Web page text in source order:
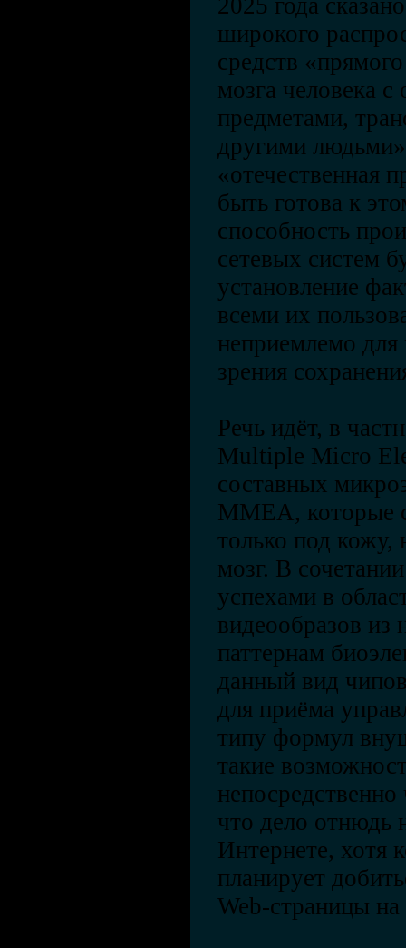
2025 года
широкого
средств
мозга человека
предметами,
другими
«отечественная
быть готова к
способность
сетевых систем
установление
всеми их
неприемлемо для
зрения
Речь идёт, в
Multiple Micro
составных
ММЕА, которые
только под кожу,
мозг. В
успехами в
видеообразов из
паттернам
данный вид
для приёма
типу формул
такие
что дело отнюдь
Интернете, хотя
планирует
Web-страницы